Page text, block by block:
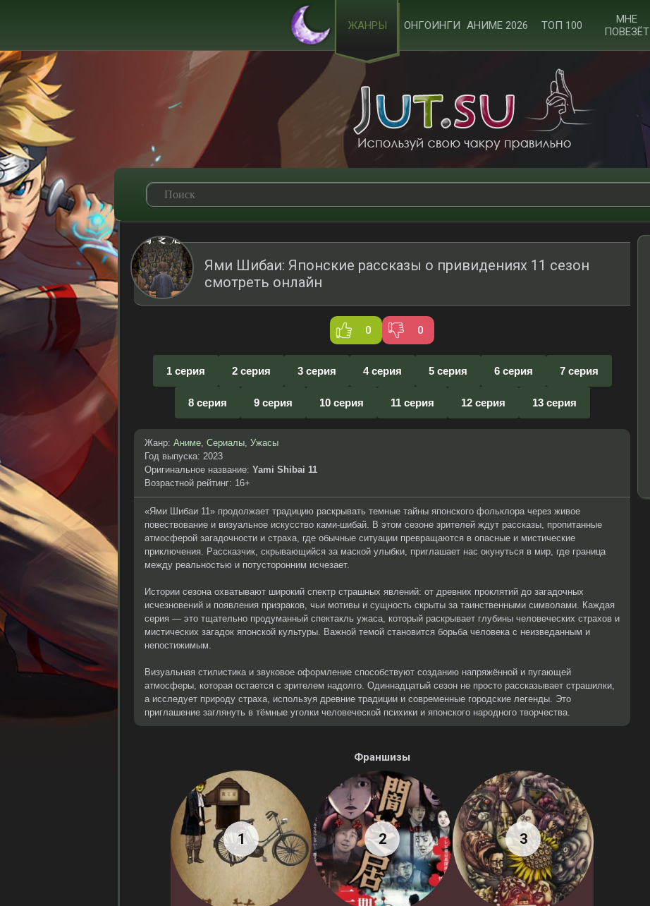
ЖАНРЫ ОНГОИНГИ АНИМЕ 2026 ТОП 100
МНЕ
ПОВЕЗЁТ
Ями Шибаи: Японские рассказы о привидениях 11 сезон
смотреть онлайн
0 0
1 серия 2 серия 3 серия 4 серия 5 серия 6 серия 7 серия
8 серия 9 серия 10 серия 11 серия 12 серия 13 серия
Жанр: Аниме, Сериалы, Ужасы
Год выпуска: 2023
Оригинальное название: Yami Shibai 11
Возрастной рейтинг: 16+
«Ями Шибаи 11» продолжает традицию раскрывать темные тайны японского фольклора через живое
повествование и визуальное искусство ками-шибай. В этом сезоне зрителей ждут рассказы, пропитанные
атмосферой загадочности и страха, где обычные ситуации превращаются в опасные и мистические
приключения. Рассказчик, скрывающийся за маской улыбки, приглашает нас окунуться в мир, где граница
между реальностью и потусторонним исчезает.
Истории сезона охватывают широкий спектр страшных явлений: от древних проклятий до загадочных
исчезновений и появления призраков, чьи мотивы и сущность скрыты за таинственными символами. Каждая
серия — это тщательно продуманный спектакль ужаса, который раскрывает глубины человеческих страхов и
мистических загадок японской культуры. Важной темой становится борьба человека с неизведанным и
непостижимым.
Визуальная стилистика и звуковое оформление способствуют созданию напряжённой и пугающей
атмосферы, которая остается с зрителем надолго. Одиннадцатый сезон не просто рассказывает страшилки,
а исследует природу страха, используя древние традиции и современные городские легенды. Это
приглашение заглянуть в тёмные уголки человеческой психики и японского народного творчества.
Франшизы